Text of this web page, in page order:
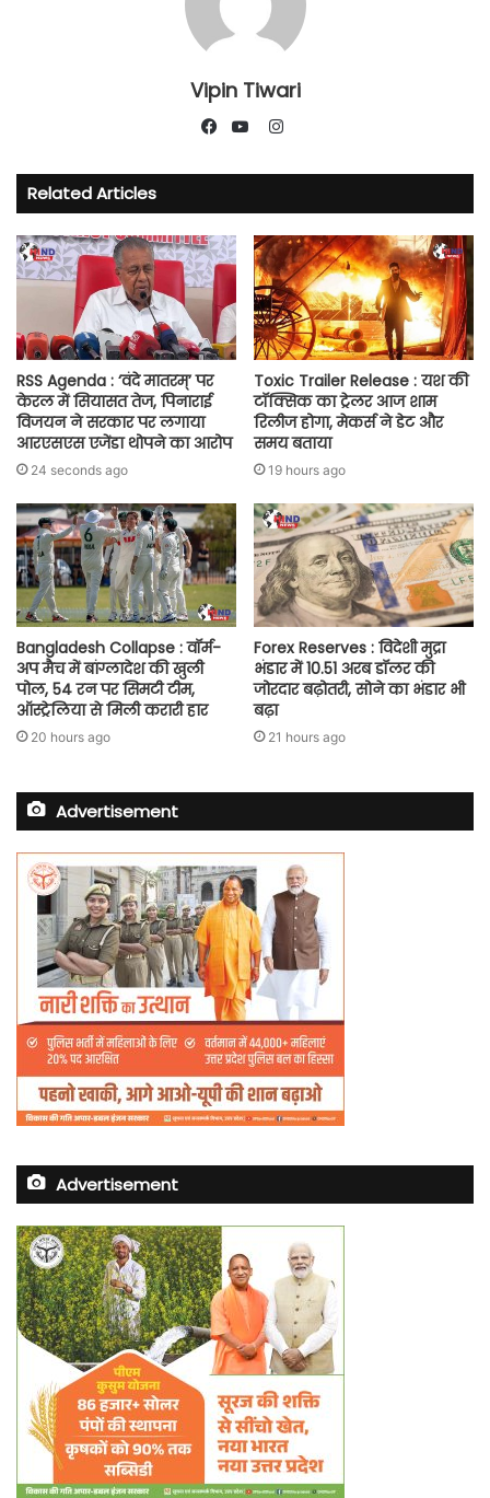
Vipin Tiwari
Instagram
Related Articles
RSS Agenda : ‘वंदे मातरम्’ पर
केरल में सियासत तेज, पिनाराई
विजयन ने सरकार पर लगाया
आरएसएस एजेंडा थोपने का आरोप
24 seconds ago
Toxic Trailer Release : यश की
टॉक्सिक का ट्रेलर आज शाम
रिलीज होगा, मेकर्स ने डेट और
समय बताया
19 hours ago
Bangladesh Collapse : वॉर्म-
अप मैच में बांग्लादेश की खुली
पोल, 54 रन पर सिमटी टीम,
ऑस्ट्रेलिया से मिली करारी हार
20 hours ago
Forex Reserves : विदेशी मुद्रा
भंडार में 10.51 अरब डॉलर की
जोरदार बढ़ोतरी, सोने का भंडार भी
बढ़ा
21 hours ago
Advertisement
Advertisement